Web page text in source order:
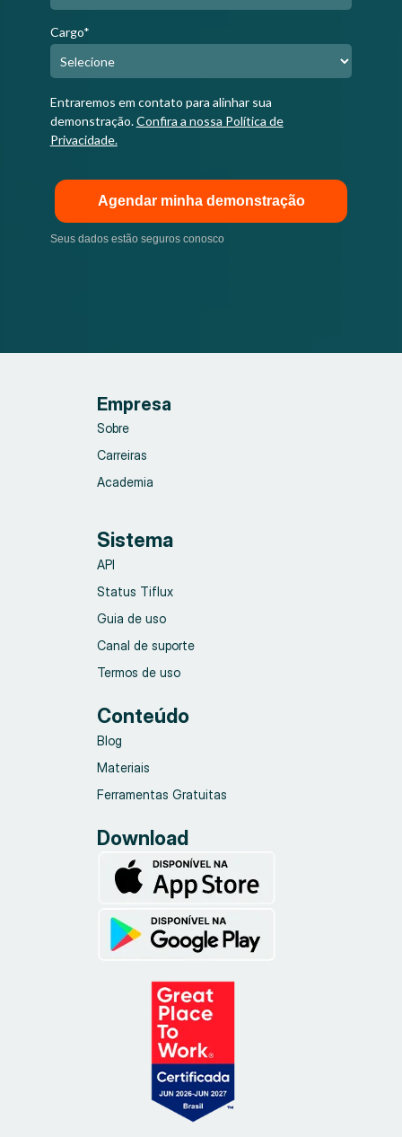
Cargo*
Entraremos em contato para alinhar sua
demonstração.Confira a nossa Política de
Privacidade.
Agendar minha demonstração
Seus dados estão seguros conosco
Empresa
Sobre
Carreiras
Academia
Sistema
API
Status Tiflux
Guia de uso
Canal de suporte
Termos de uso
Conteúdo
Blog
Materiais
Ferramentas Gratuitas
Download